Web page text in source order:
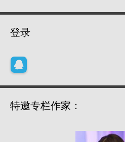
登录
特邀专栏作家：